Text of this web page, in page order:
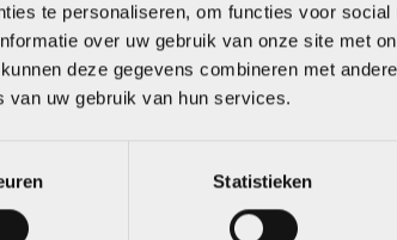
te personaliseren, om functies voor social
over uw gebruik van onze site met
deze gegevens combineren met
uw gebruik van hun services.
Statistieken
AA KRT A 4
€4,95
Op voorraad in winkel
€
Op